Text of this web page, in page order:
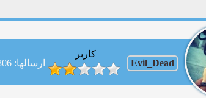
Evil_Dead
کاربر
ارسالها: 1806